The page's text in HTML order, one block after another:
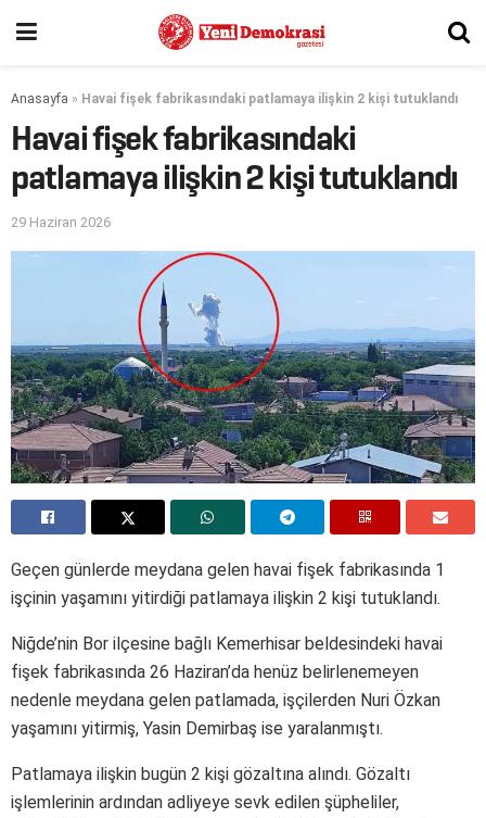
Anasayfa » Havai fişek fabrikasındaki patlamaya ilişkin 2 kişi tutuklandı
Havai fişek fabrikasındaki
patlamaya ilişkin 2 kişi tutuklandı
29 Haziran 2026
Geçen günlerde meydana gelen havai fişek fabrikasında 1
işçinin yaşamını yitirdiği patlamaya ilişkin 2 kişi tutuklandı.
Niğde’nin Bor ilçesine bağlı Kemerhisar beldesindeki havai
fişek fabrikasında 26 Haziran’da henüz belirlenemeyen
nedenle meydana gelen patlamada, işçilerden Nuri Özkan
yaşamını yitirmiş, Yasin Demirbaş ise yaralanmıştı.
Patlamaya ilişkin bugün 2 kişi gözaltına alındı. Gözaltı
işlemlerinin ardından adliyeye sevk edilen şüpheliler,